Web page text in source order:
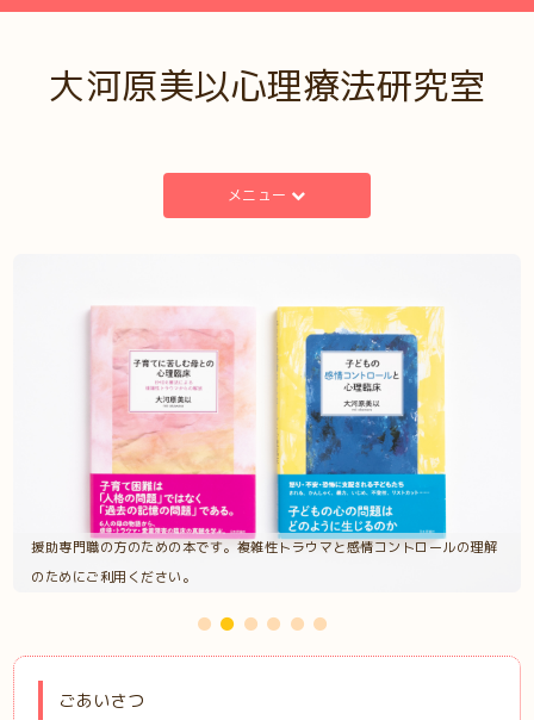
大河原美以心理療法研究室
メニュー
援助専門職の方のための本です。複雑性トラウマと感情コントロールの理解
のためにご利用ください。
ごあいさつ